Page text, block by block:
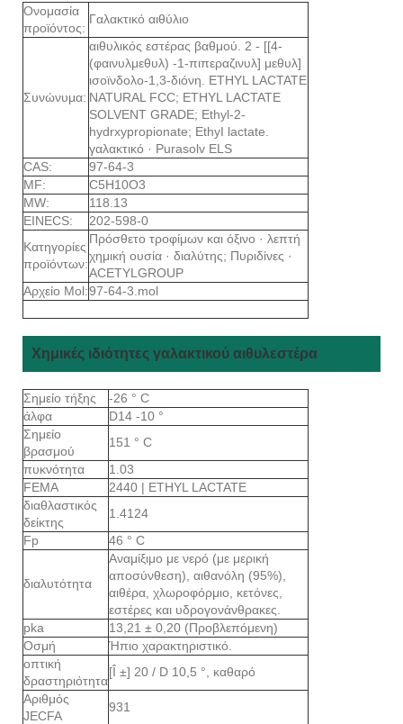
Ονομασία
προϊόντος:
Γαλακτικό αιθύλιο
Συνώνυμα:
αιθυλικός εστέρας βαθμού. 2 - [[4-
(φαινυλμεθυλ) -1-πιπεραζινυλ] μεθυλ]
ισοϊνδολο-1,3-διόνη. ETHYL LACTATE
NATURAL FCC; ETHYL LACTATE
SOLVENT GRADE; Ethyl-2-
hydrxypropionate; EthyI lactate.
γαλακτικό · Purasolv ELS
CAS:
97-64-3
MF:
C5H10O3
MW:
118.13
EINECS:
202-598-0
Κατηγορίες
προϊόντων:
Πρόσθετο τροφίμων και όξινο · λεπτή
χημική ουσία · διαλύτης; Πυριδίνες ·
ACETYLGROUP
Αρχείο Mol:97-64-3.mol
Χημικές ιδιότητες γαλακτικού αιθυλεστέρα
Σημείο τήξης
-26 ° C
άλφα
D14 -10 °
Σημείο
βρασμού
151 ° C
πυκνότητα
1.03
FEMA
2440 | ETHYL LACTATE
διαθλαστικός
δείκτης
1.4124
Fp
46 ° C
διαλυτότητα
Αναμίξιμο με νερό (με μερική
αποσύνθεση), αιθανόλη (95%),
αιθέρα, χλωροφόρμιο, κετόνες,
εστέρες και υδρογονάνθρακες.
pka
13,21 ± 0,20 (Προβλεπόμενη)
Οσμή
Ήπιο χαρακτηριστικό.
οπτική
δραστηριότητα
[Î ±] 20 / D 10,5 °, καθαρό
Αριθμός
JECFA
931